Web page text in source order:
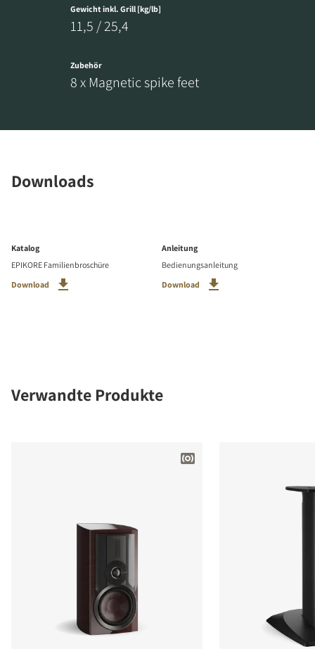
Gewicht inkl. Grill [kg/lb]
11,5 / 25,4
Zubehör
8 x Magnetic spike feet
Downloads
Katalog
EPIKORE Familienbroschüre
Download
Anleitung
Bedienungsanleitung
Download
Verwandte Produkte